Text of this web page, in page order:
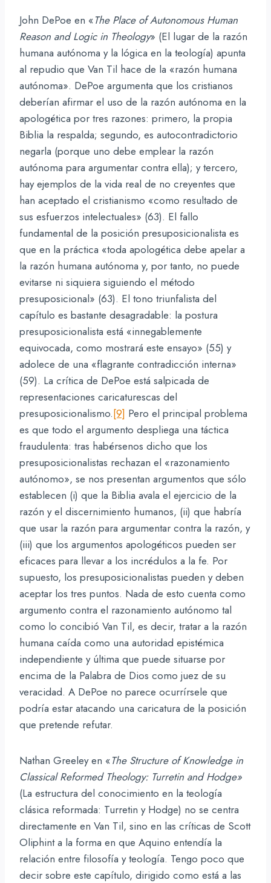
John DePoe en «The Place of Autonomous Human
Reason and Logic in Theology» (El lugar de la razón
humana autónoma y la lógica en la teología) apunta
al repudio que Van Til hace de la «razón humana
autónoma». DePoe argumenta que los cristianos
deberían afirmar el uso de la razón autónoma en la
apologética por tres razones: primero, la propia
Biblia la respalda; segundo, es autocontradictorio
negarla (porque uno debe emplear la razón
autónoma para argumentar contra ella); y tercero,
hay ejemplos de la vida real de no creyentes que
han aceptado el cristianismo «como resultado de
sus esfuerzos intelectuales» (63). El fallo
fundamental de la posición presuposicionalista es
que en la práctica «toda apologética debe apelar a
la razón humana autónoma y, por tanto, no puede
evitarse ni siquiera siguiendo el método
presuposicional» (63). El tono triunfalista del
capítulo es bastante desagradable: la postura
presuposicionalista está «innegablemente
equivocada, como mostrará este ensayo» (55) y
adolece de una «flagrante contradicción interna»
(59). La crítica de DePoe está salpicada de
representaciones caricaturescas del
presuposicionalismo.[9] Pero el principal problema
es que todo el argumento despliega una táctica
fraudulenta: tras habérsenos dicho que los
presuposicionalistas rechazan el «razonamiento
autónomo», se nos presentan argumentos que sólo
establecen (i) que la Biblia avala el ejercicio de la
razón y el discernimiento humanos, (ii) que habría
que usar la razón para argumentar contra la razón, y
(iii) que los argumentos apologéticos pueden ser
eficaces para llevar a los incrédulos a la fe. Por
supuesto, los presuposicionalistas pueden y deben
aceptar los tres puntos. Nada de esto cuenta como
argumento contra el razonamiento autónomo tal
como lo concibió Van Til, es decir, tratar a la razón
humana caída como una autoridad epistémica
independiente y última que puede situarse por
encima de la Palabra de Dios como juez de su
veracidad. A DePoe no parece ocurrírsele que
podría estar atacando una caricatura de la posición
que pretende refutar.
Nathan Greeley en «The Structure of Knowledge in
Classical Reformed Theology: Turretin and Hodge»
(La estructura del conocimiento en la teología
clásica reformada: Turretin y Hodge) no se centra
directamente en Van Til, sino en las críticas de Scott
Oliphint a la forma en que Aquino entendía la
relación entre filosofía y teología. Tengo poco que
decir sobre este capítulo, dirigido como está a las